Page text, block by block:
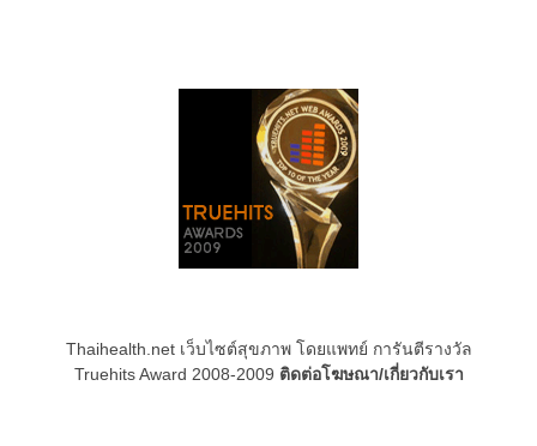
Thaihealth.net เว็บไซต์สุขภาพ โดยแพทย์ การันตีรางวัล
Truehits Award 2008-2009 ติดต่อโฆษณา/เกี่ยวกับเรา